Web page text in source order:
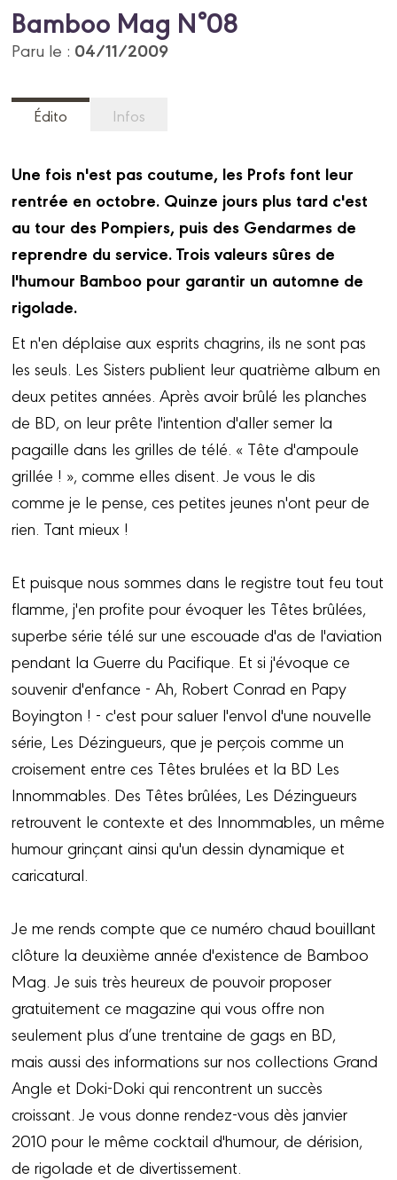
Bamboo Mag N°08
Paru le : 04/11/2009
Édito Infos
Une fois n'est pas coutume, les Profs font leur
rentrée en octobre. Quinze jours plus tard c'est
au tour des Pompiers, puis des Gendarmes de
reprendre du service. Trois valeurs sûres de
l'humour Bamboo pour garantir un automne de
rigolade.
Et n'en déplaise aux esprits chagrins, ils ne sont pas
les seuls. Les Sisters publient leur quatrième album en
deux petites années. Après avoir brûlé les planches
de BD, on leur prête l'intention d'aller semer la
pagaille dans les grilles de télé. « Tête d'ampoule
grillée ! », comme elles disent. Je vous le dis
comme je le pense, ces petites jeunes n'ont peur de
rien. Tant mieux !
Et puisque nous sommes dans le registre tout feu tout
flamme, j'en profite pour évoquer les Têtes brûlées,
superbe série télé sur une escouade d'as de l'aviation
pendant la Guerre du Pacifique. Et si j'évoque ce
souvenir d'enfance - Ah, Robert Conrad en Papy
Boyington ! - c'est pour saluer l'envol d'une nouvelle
série, Les Dézingueurs, que je perçois comme un
croisement entre ces Têtes brulées et la BD Les
Innommables. Des Têtes brûlées, Les Dézingueurs
retrouvent le contexte et des Innommables, un même
humour grinçant ainsi qu'un dessin dynamique et
caricatural.
Je me rends compte que ce numéro chaud bouillant
clôture la deuxième année d'existence de Bamboo
Mag. Je suis très heureux de pouvoir proposer
gratuitement ce magazine qui vous offre non
seulement plus d’une trentaine de gags en BD,
mais aussi des informations sur nos collections Grand
Angle et Doki-Doki qui rencontrent un succès
croissant. Je vous donne rendez-vous dès janvier
2010 pour le même cocktail d'humour, de dérision,
de rigolade et de divertissement.